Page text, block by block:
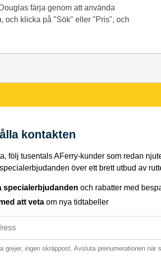
färja genom att använda
och klicka på "Sök" eller "Pris", och
kontakten
följ tusentals AFerry-kunder som redan
över ett brett utbud av
specialerbjudanden och rabatter med
att veta om nya tidtabeller
grejer, ingen skräppost. Avsluta prenumerationen när